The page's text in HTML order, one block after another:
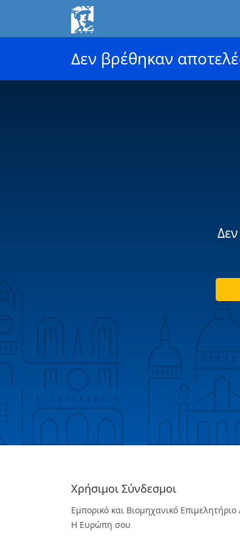
Δεν βρέθηκαν
Χρήσιμοι Σύνδεσμοι
Εμπορικό και Βιομηχανικό
Η Ευρώπη σου